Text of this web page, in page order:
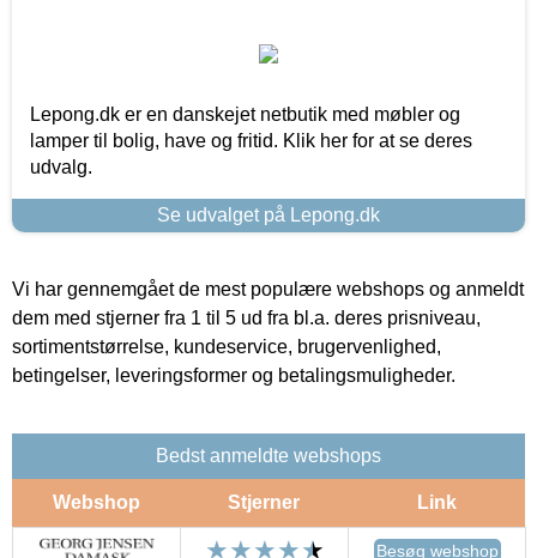
Lepong.dk er en danskejet netbutik med møbler og
lamper til bolig, have og fritid. Klik her for at se deres
udvalg.
Se udvalget på Lepong.dk
Vi har gennemgået de mest populære webshops og anmeldt
dem med stjerner fra 1 til 5 ud fra bl.a. deres prisniveau,
sortimentstørrelse, kundeservice, brugervenlighed,
betingelser, leveringsformer og betalingsmuligheder.
Bedst anmeldte webshops
Webshop Stjerner Link
Besøg webshop